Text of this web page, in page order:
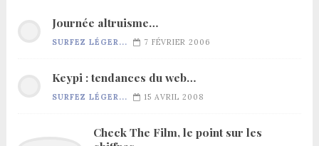
Journée altruisme…
SURFEZ LÉGER... 7 FÉVRIER 2006
Keypi : tendances du web…
SURFEZ LÉGER... 15 AVRIL 2008
Check The Film, le point sur les